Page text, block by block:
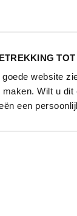
website
Wilt u
een